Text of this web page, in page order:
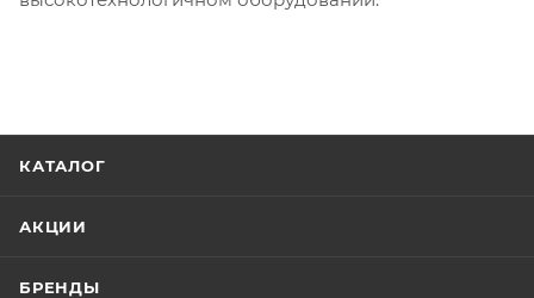
КАТАЛОГ
АКЦИИ
БРЕНДЫ